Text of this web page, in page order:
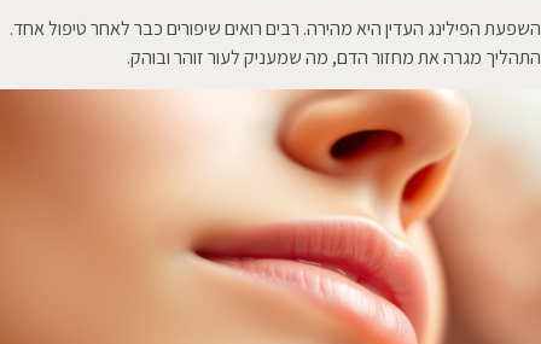
השפעת הפילינג העדין היא מהירה. רבים רואים שיפורים כבר לאחר טיפול אחד.
התהליך מגרה את מחזור הדם, מה שמעניק לעור זוהר ובוהק.